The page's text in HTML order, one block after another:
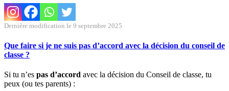
Dernière modification le 9 septembre 2025
Que faire si je ne suis pas d’accord avec la décision du conseil de
classe ?
Si tu n’es pas d’accord avec la décision du Conseil de classe, tu
peux (ou tes parents) :